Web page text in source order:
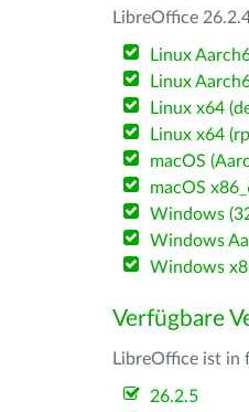
LibreOffice
Linux
Linux
Linux x64
Linux x64
macOS
macOS
Windows
Windows
Windows
Verfügbare
LibreOffice ist in
26.2.5